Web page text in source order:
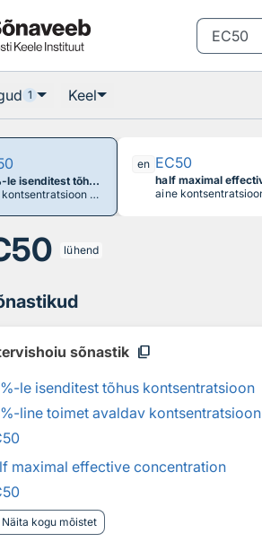
1 Keel
50%-le isenditest tõhus kontsentratsioon, 50%-line toimet avaldav kontsentratsioon
aine kontsentratsioon keskkonnameediumis (õhus, vees jm), mille ekspositsiooni korral avaldub 50%-l isenditest (katseorganismidest) eeldatav toime
en EC50
lühend
sõnastik content_copy
le isenditest tõhus kontsentratsioon
line toimet avaldav kontsentratsioon
maximal effective concentration
Näita kogu mõistet